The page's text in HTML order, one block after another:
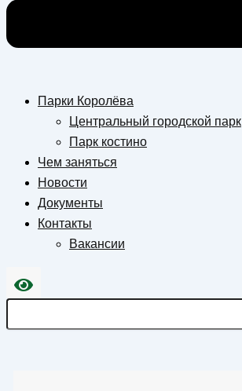
Парки Королёва
Центральный городской парк
Парк костино
Чем заняться
Новости
Документы
Контакты
Вакансии